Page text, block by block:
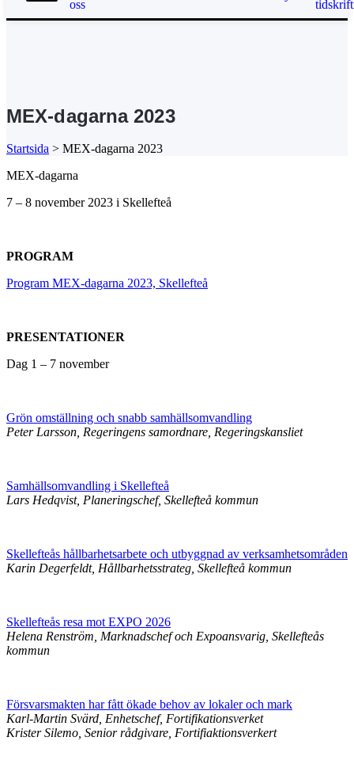
oss tidskrift
MEX-dagarna 2023
Startsida > MEX-dagarna 2023
MEX-dagarna
7 – 8 november 2023 i Skellefteå
PROGRAM
Program MEX-dagarna 2023, Skellefteå
PRESENTATIONER
Dag 1 – 7 november
Grön omställning och snabb samhällsomvandling
Peter Larsson, Regeringens samordnare, Regeringskansliet
Samhällsomvandling i Skellefteå
Lars Hedqvist, Planeringschef, Skellefteå kommun
Skellefteås hållbarhetsarbete och utbyggnad av verksamhetsområden
Karin Degerfeldt, Hållbarhetsstrateg, Skellefteå kommun
Skellefteås resa mot EXPO 2026
Helena Renström, Marknadschef och Expoansvarig, Skellefteås
kommun
Försvarsmakten har fått ökade behov av lokaler och mark
Karl-Martin Svärd, Enhetschef, Fortifikationsverket
Krister Silemo, Senior rådgivare, Fortifiaktionsverkert